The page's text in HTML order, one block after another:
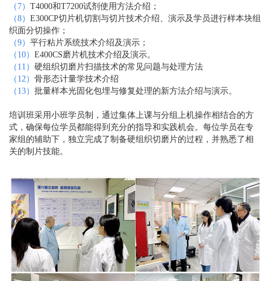
（7） T4000和T7200试剂使用方法介绍；
（8） E300CP切片机切割与切片技术介绍、演示及学员进行样本块组
织面分切操作；
（9） 平行粘片系统技术介绍及演示；
（10） E400CS磨片机技术介绍及演示。
（11） 硬组织切磨片扫描技术的常见问题与处理方法
（12） 骨形态计量学技术介绍
（13） 批量样本光固化包埋与修复处理的新方法介绍与演示。
培训班采用小班学员制，通过集体上课与分组上机操作相结合的方
式，确保每位学员都能得到充分的指导和实践机会。每位学员在专
家组的辅助下，独立完成了制备硬组织切磨片的过程，并熟悉了相
关的制片技能。